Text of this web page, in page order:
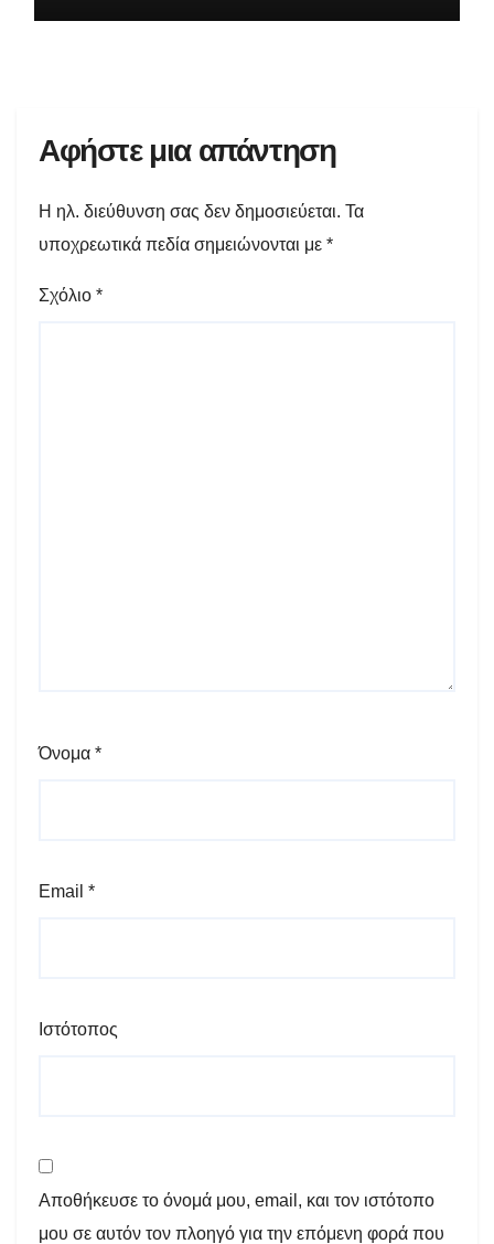
Αφήστε μια απάντηση
Η ηλ. διεύθυνση σας δεν δημοσιεύεται. Τα
υποχρεωτικά πεδία σημειώνονται με *
Σχόλιο *
Όνομα *
Email *
Ιστότοπος
Αποθήκευσε το όνομά μου, email, και τον ιστότοπο
μου σε αυτόν τον πλοηγό για την επόμενη φορά που